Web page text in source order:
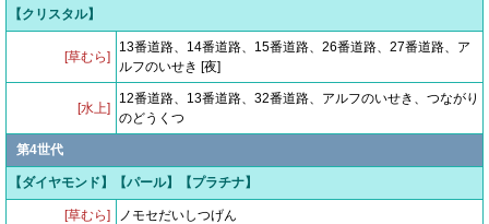
【クリスタル】
[草むら]
13番道路、14番道路、15番道路、26番道路、27番道路、ア
ルフのいせき [夜]
[水上]
12番道路、13番道路、32番道路、アルフのいせき、つながり
のどうくつ
第4世代
【ダイヤモンド】【パール】【プラチナ】
[草むら] ノモセだいしつげん